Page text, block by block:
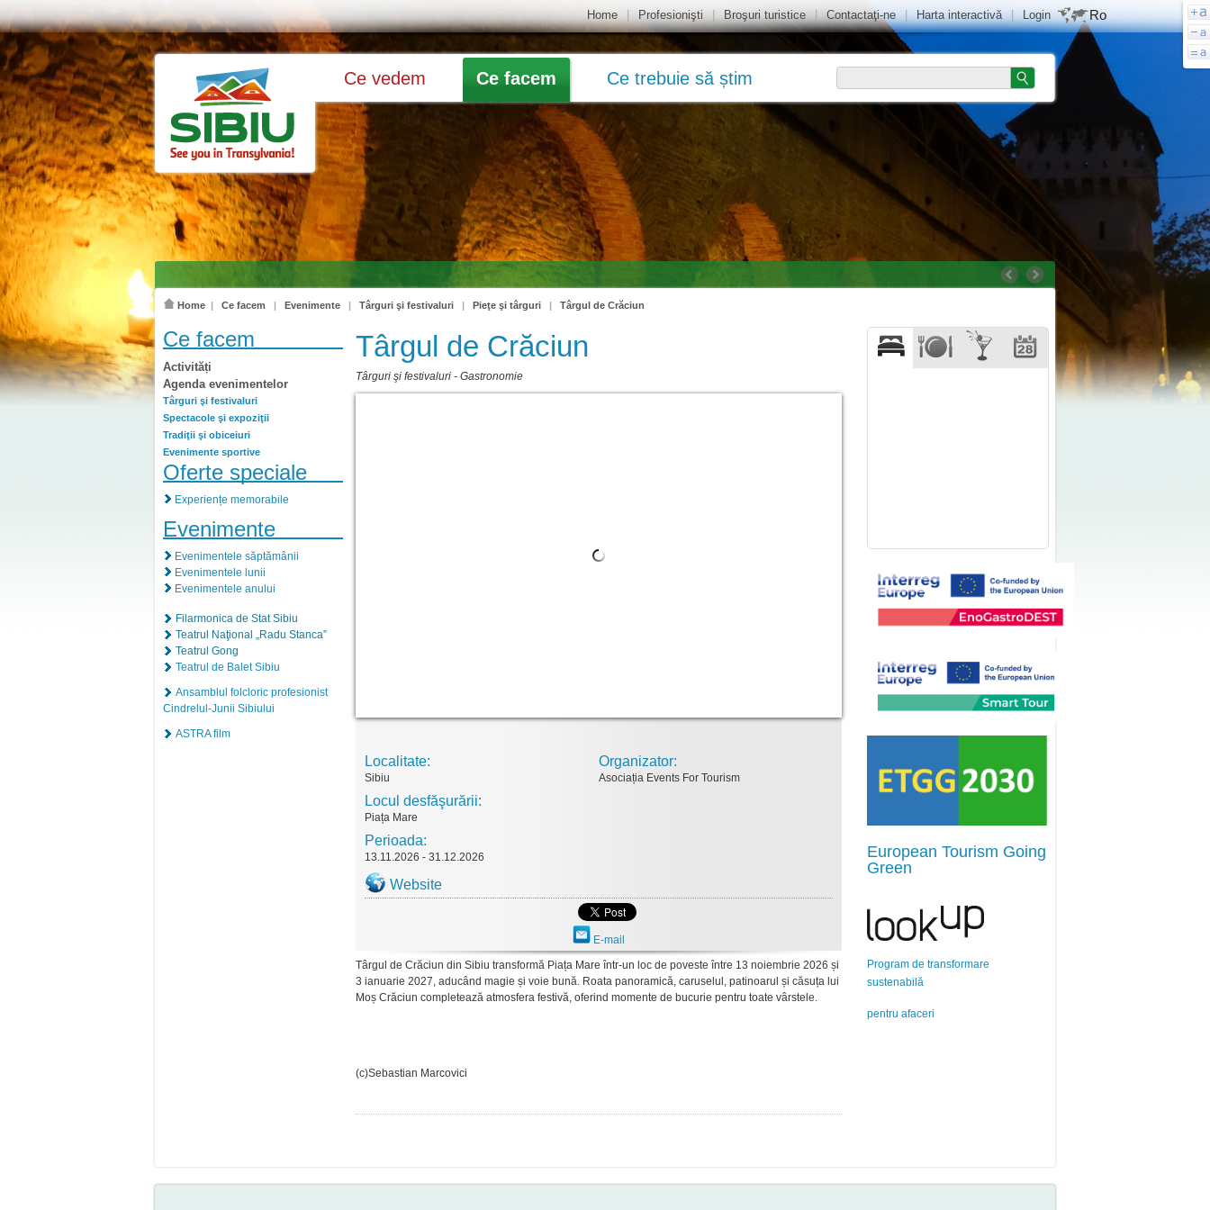
Login Ro
Home Profesionişti | Broşuri turistice | Contactaţi-ne | Harta interactivă |
Ce vedem Ce facem Ce trebuie să știm
Home | Ce facem | Evenimente | Târguri şi festivaluri | Pieţe şi târguri | Târgul de Crăciun
Ce facem
Activități
Agenda evenimentelor
Târguri şi festivaluri
Spectacole şi expoziţii
Tradiţii şi obiceiuri
Evenimente sportive
Oferte speciale
Experiențe memorabile
Evenimente
Evenimentele săptămânii
Evenimentele lunii
Evenimentele anului
Filarmonica de Stat Sibiu
Teatrul Naţional „Radu Stanca”
Teatrul Gong
Teatrul de Balet Sibiu
Ansamblul folcloric profesionist
Cindrelul-Junii Sibiului
ASTRA film
Târgul de Crăciun
Târguri şi festivaluri - Gastronomie
Localitate:
Sibiu
Locul desfăşurării:
Piața Mare
Perioada:
13.11.2026 - 31.12.2026
Website
Organizator:
Asociația Events For Tourism
E-mail
Târgul de Crăciun din Sibiu transformă Piața Mare într-un loc de poveste între 13 noiembrie 2026 și
3 ianuarie 2027, aducând magie și voie bună. Roata panoramică, caruselul, patinoarul și căsuța lui
Moș Crăciun completează atmosfera festivă, oferind momente de bucurie pentru toate vârstele.
(c)Sebastian Marcovici
European Tourism Going
Green
Program de transformare
sustenabilă
pentru afaceri